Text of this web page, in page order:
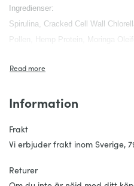
Ingredienser:
Spirulina, Cracked Cell Wall
Pollen, Hemp Protein, Moringa
svampar: Reishi, Chaga,
Schizandra, Gelatiniserad Maca
Information
Frakt
Vi erbjuder frakt inom Sverige,
Returer